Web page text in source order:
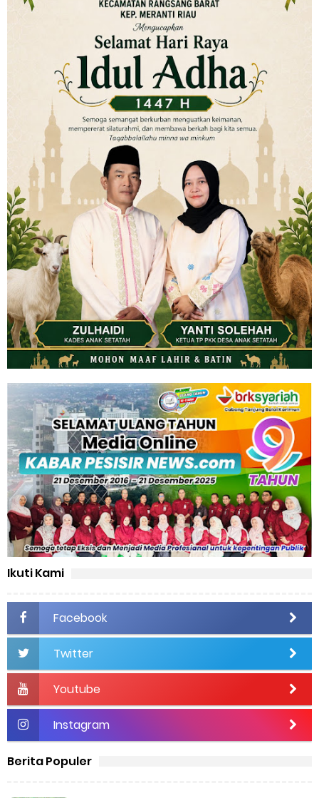
Ikuti Kami
Facebook
Twitter
Youtube
Instagram
Berita Populer